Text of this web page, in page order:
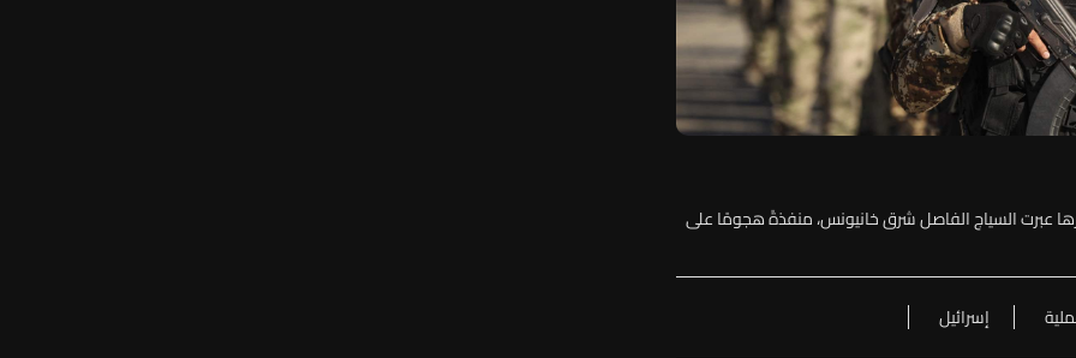
عبرت السياج الفاصل شرق خانيونس، منفذةً هجومًا على
إسرائيل